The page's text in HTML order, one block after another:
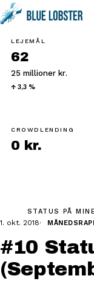
LEJEMÅL
62
25 millioner kr.
↑ 3,3 %
CROWDLENDING
0 kr.
STATUS PÅ
1. okt. 2018·
#10